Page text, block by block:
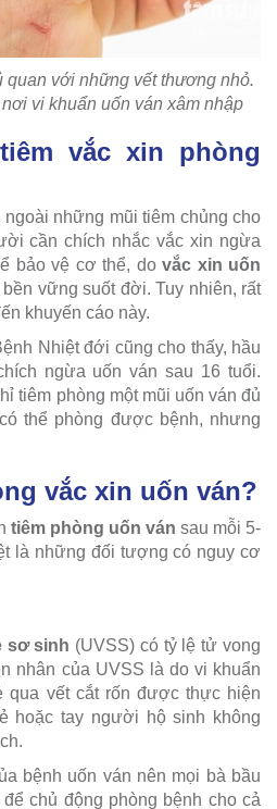
với những vết thương nhỏ.
vi khuẩn uốn ván xâm nhập
vắc xin phòng
những mũi tiêm chủng cho
cần chích nhắc vắc xin ngừa
bảo vệ cơ thể, dovắc xin uốn
vững suốt đời. Tuy nhiên, rất
khuyến cáo này.
Nhiệt đới cũng cho thấy, hầu
ngừa uốn ván sau 16 tuổi.
tiêm phòng một mũi uốn ván đủ
thể phòng được bệnh, nhưng
vắc xin uốn ván?
tiêm phòng uốn ván sau mỗi 5-
là những đối tượng có nguy cơ
sơ sinh (UVSS) có tỷ lệ tử vong
nhân của UVSS là do vi khuẩn
qua vết cắt rốn được thực hiện
hoặc tay người hộ sinh không
bệnh uốn ván nên mọi bà bầu
chủ động phòng bệnh cho cả